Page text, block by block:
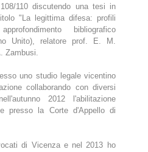
110 discutendo una tesi in
"La legittima difesa: profili
bibliografico
Unito), relatore prof. E. M.
Zambusi.
uno studio legale vicentino
collaborando con diversi
2012 l'abilitazione
presso la Corte d'Appello di
di Vicenza e nel 2013 ho